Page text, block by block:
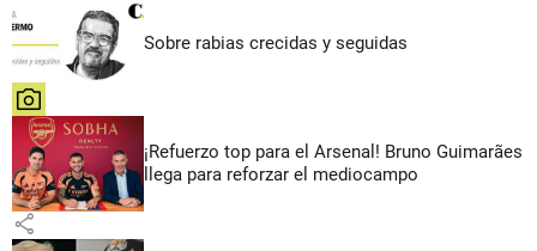
Sobre rabias crecidas y seguidas
share
¡Refuerzo top para el Arsenal! Bruno Guimarães
llega para reforzar el mediocampo
share